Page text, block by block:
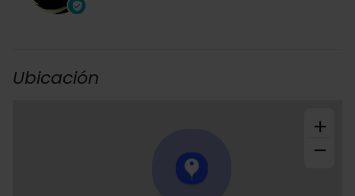
Ubicación
+
−